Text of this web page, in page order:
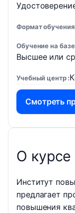
Формат обучения
Обучение на базе
Высшее или
Учебный центр
Смотреть
О курсе
Институт
предлагает
повышения